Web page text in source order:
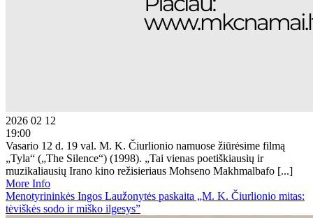
2026 02 12
19:00
Vasario 12 d. 19 val. M. K. Čiurlionio namuose žiūrėsime filmą
„Tyla“ („The Silence“) (1998). „Tai vienas poetiškiausių ir
muzikaliausių Irano kino režisieriaus Mohseno Makhmalbafo [...]
More Info
Menotyrininkės Ingos Laužonytės paskaita „M. K. Čiurlionio mitas:
tėviškės sodo ir miško ilgesys”